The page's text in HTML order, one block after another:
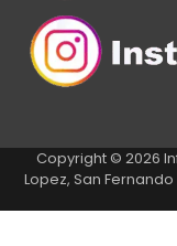
Copyright © 2026
Lopez, San Fernando